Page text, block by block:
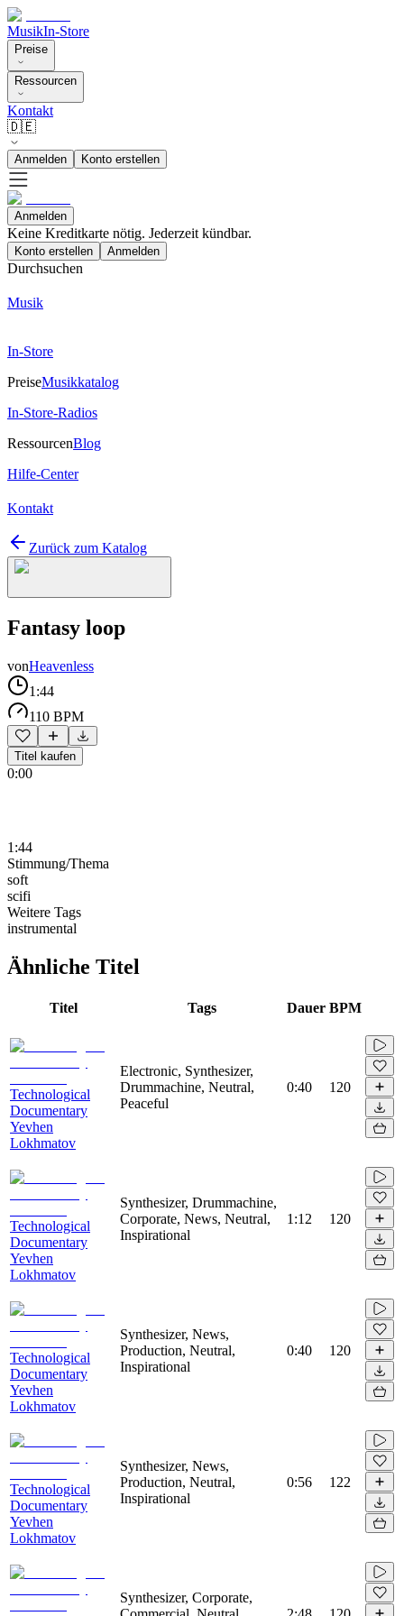
MusikIn-Store
Preise
Ressourcen
Kontakt
🇩🇪
Anmelden Konto erstellen
Anmelden
Keine Kreditkarte nötig. Jederzeit kündbar.
Konto erstellen Anmelden
Durchsuchen
Musik
In-Store
PreiseMusikkatalog
In-Store-Radios
RessourcenBlog
Hilfe-Center
Kontakt
Zurück zum Katalog
Fantasy loop
vonHeavenless
1:44
110 BPM
Titel kaufen
0:00
1:44
Stimmung/Thema
soft
scifi
Weitere Tags
instrumental
Ähnliche Titel
Titel Tags Dauer BPM
Technological
Documentary
Yevhen
Lokhmatov
Electronic, Synthesizer,
Drummachine, Neutral,
Peaceful
0:40 120
Technological
Documentary
Yevhen
Lokhmatov
Synthesizer, Drummachine,
Corporate, News, Neutral,
Inspirational
1:12 120
Technological
Documentary
Yevhen
Lokhmatov
Synthesizer, News,
Production, Neutral,
Inspirational
0:40 120
Technological
Documentary
Yevhen
Lokhmatov
Synthesizer, News,
Production, Neutral,
Inspirational
0:56 122
Synthesizer, Corporate,